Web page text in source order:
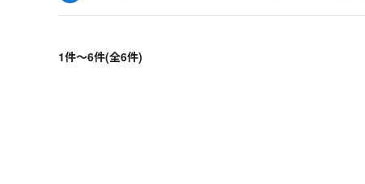
1件～6件(全6件)